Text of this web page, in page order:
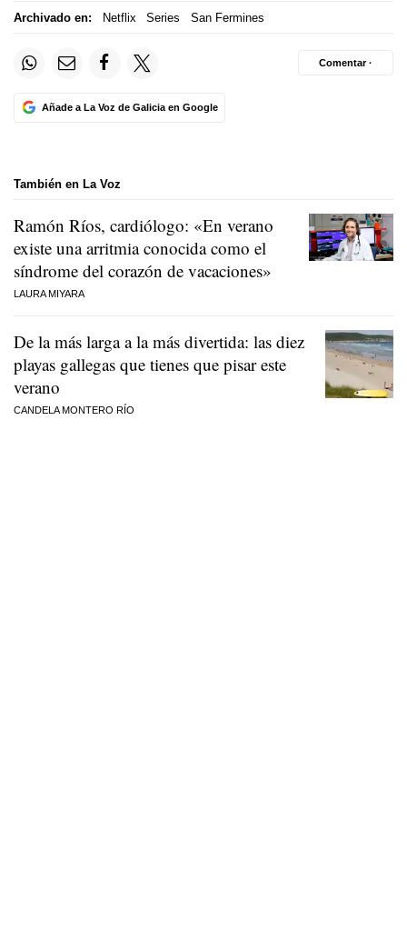
Archivado en: Netflix Series San Fermines
Añade a La Voz de Galicia en Google
Comentar ·
También en La Voz
Ramón Ríos, cardiólogo: «En verano
existe una arritmia conocida como el
síndrome del corazón de vacaciones»
LAURA MIYARA
De la más larga a la más divertida: las diez
playas gallegas que tienes que pisar este
verano
CANDELA MONTERO RÍO